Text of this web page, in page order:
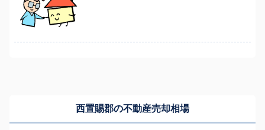
西置賜郡の不動産売却相場